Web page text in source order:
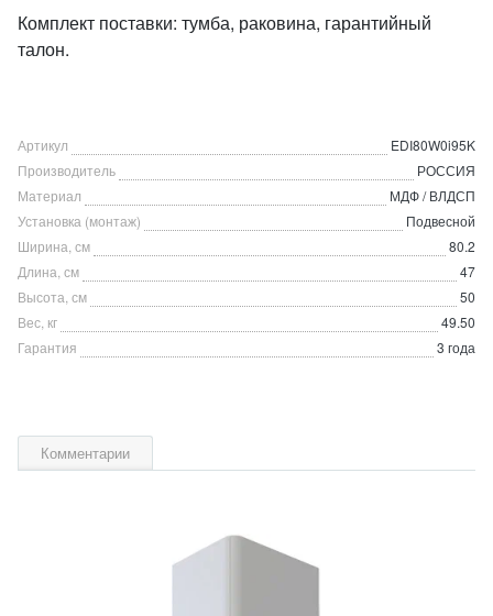
Комплект поставки: тумба, раковина, гарантийный
талон.
Артикул
EDI80W0i95K
Производитель
РОССИЯ
Материал
МДФ / ВЛДСП
Установка (монтаж)
Подвесной
Ширина, см
80.2
Длина, см
47
Высота, см
50
Вес, кг
49.50
Гарантия
3 года
Комментарии